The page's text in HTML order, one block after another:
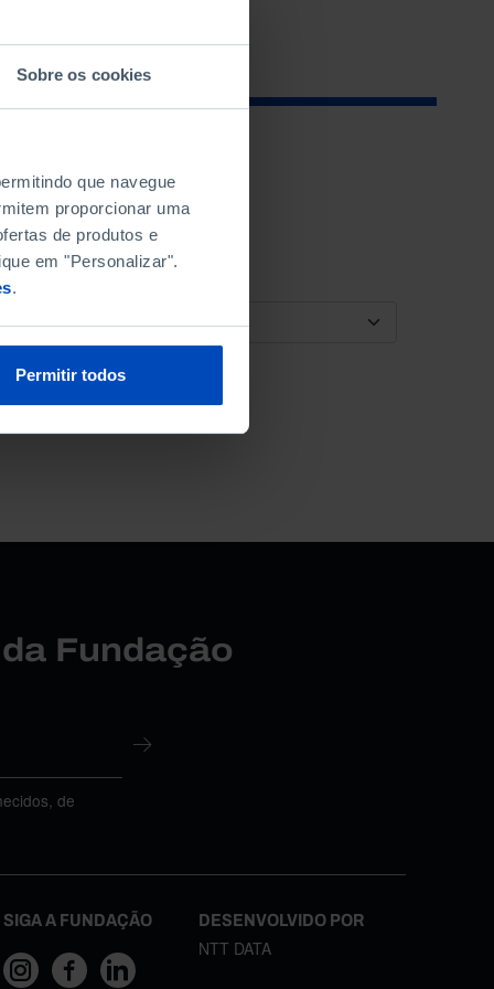
Sobre os cookies
que navegue
proporcionar uma
de produtos e
em "Personalizar".
.
Permitir todos
ORDENAR POR
Fundação
de
SIGA A FUNDAÇÃO DESENVOLVIDO POR
NTT DATA